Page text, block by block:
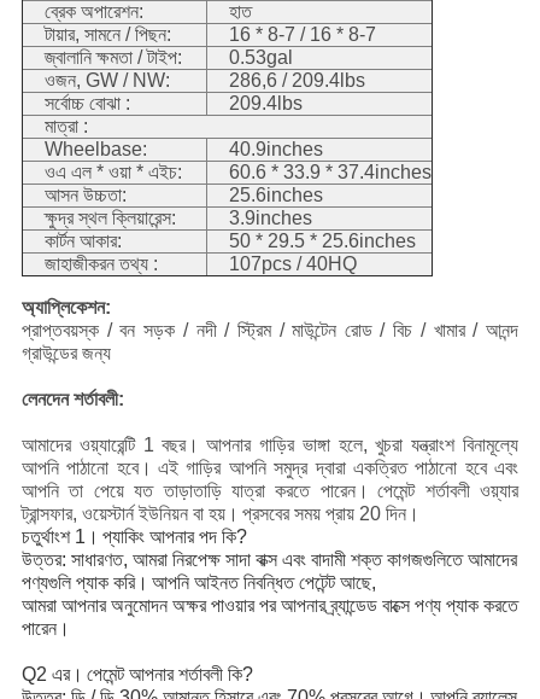
ব্রেক অপারেশন:
হাত
টায়ার, সামনে / পিছন:
16 * 8-7 / 16 * 8-7
জ্বালানি ক্ষমতা / টাইপ:
0.53gal
ওজন, GW / NW:
286,6 / 209.4lbs
সর্বোচ্চ বোঝা :
209.4lbs
মাত্রা :
Wheelbase:
40.9inches
ওএ এল * ওয়া * এইচ:
60.6 * 33.9 * 37.4inches
আসন উচ্চতা:
25.6inches
ক্ষুদ্র স্থল ক্লিয়ারেন্স:
3.9inches
কার্টন আকার:
50 * 29.5 * 25.6inches
জাহাজীকরন তথ্য :
107pcs / 40HQ
অ্যাপ্লিকেশন:
প্রাপ্তবয়স্ক / বন সড়ক / নদী / স্ট্রিম / মাউন্টেন রোড / বিচ / খামার / আনন্দ
গ্রাউন্ডের জন্য
লেনদেন শর্তাবলী:
আমাদের ওয়্যারেন্টি 1 বছর।
আপনার গাড়ির ভাঙ্গা হলে, খুচরা যন্ত্রাংশ বিনামূল্যে
আপনি পাঠানো হবে। এই গাড়ির আপনি সমুদ্র দ্বারা একত্রিত পাঠানো হবে এবং
আপনি তা পেয়ে যত তাড়াতাড়ি যাত্রা করতে পারেন।
পেমেন্ট শর্তাবলী ওয়্যার
ট্রান্সফার, ওয়েস্টার্ন ইউনিয়ন বা হয়। প্রসবের সময় প্রায় 20 দিন।
চতুর্থাংশ 1। প্যাকিং আপনার পদ কি?
উত্তর: সাধারণত, আমরা নিরপেক্ষ সাদা বাক্স এবং বাদামী শক্ত কাগজগুলিতে আমাদের
পণ্যগুলি প্যাক করি। আপনি আইনত নিবন্ধিত পেটেন্ট আছে,
আমরা আপনার অনুমোদন অক্ষর পাওয়ার পর আপনার ব্র্যান্ডেড বাক্সে পণ্য প্যাক করতে
পারেন।
Q2 এর। পেমেন্ট আপনার শর্তাবলী কি?